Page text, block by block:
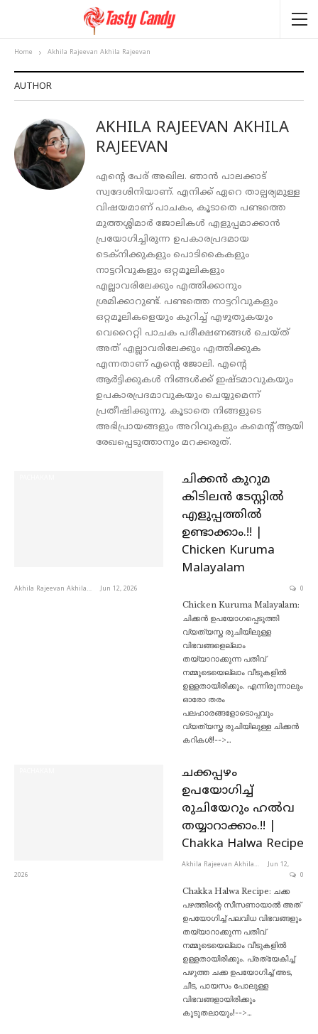
Home Akhila Rajeevan Akhila Rajeevan
AUTHOR
AKHILA RAJEEVAN AKHILA
RAJEEVAN
എന്റെ പേര് അഖില. ഞാൻ പാലക്കാട്
സ്വദേശിനിയാണ്. എനിക്ക് ഏറെ താല്പര്യമുള്ള
വിഷയമാണ് പാചകം, കൂടാതെ പണ്ടത്തെ
മുത്തശ്ശിമാർ ജോലികൾ എളുപ്പമാക്കാൻ
പ്രയോഗിച്ചിരുന്ന ഉപകാരപ്രദമായ
ടെക്‌നിക്കുകളും പൊടികൈകളും
നാട്ടറിവുകളും ഒറ്റമൂലികളും
എല്ലാവരിലേക്കും എത്തിക്കാനും
ശ്രമിക്കാറുണ്ട്. പണ്ടത്തെ നാട്ടറിവുകളും
ഒറ്റമൂലികളെയും കുറിച്ച് എഴുതുകയും
വെറൈറ്റി പാചക പരീക്ഷണങ്ങൾ ചെയ്‌ത്‌
അത് എല്ലാവരിലേക്കും എത്തിക്കുക
എന്നതാണ് എന്റെ ജോലി. എന്റെ
ആർട്ടിക്കുകൾ നിങ്ങൾക്ക് ഇഷ്ടമാവുകയും
ഉപകാരപ്രദമാവുകയും ചെയ്യുമെന്ന്
പ്രതീഷിക്കുന്നു. കൂടാതെ നിങ്ങളുടെ
അഭിപ്രായങ്ങളും അറിവുകളും കമെന്റ് ആയി
രേഖപ്പെടുത്താനും മറക്കരുത്.
ചിക്കൻ കുറുമ
കിടിലൻ ടേസ്റ്റിൽ
എളുപ്പത്തിൽ
ഉണ്ടാക്കാം.!! |
Chicken Kuruma
Malayalam
Akhila Rajeevan Akhila Rajeevan Jun 12, 2026 0
Chicken Kuruma Malayalam:
ചിക്കൻ ഉപയോഗപ്പെടുത്തി
വ്യത്യസ്ത രുചിയിലുള്ള
വിഭവങ്ങളെല്ലാം
തയ്യാറാക്കുന്ന പതിവ്
നമ്മുടെയെല്ലാം വീടുകളിൽ
ഉള്ളതായിരിക്കും. എന്നിരുന്നാലും
ഓരോ തരം
പലഹാരങ്ങളോടൊപ്പവും
വ്യത്യസ്ത രുചിയിലുള്ള ചിക്കൻ
കറികൾ!-->…
ചക്കപ്പഴം
ഉപയോഗിച്ച്
രുചിയേറും ഹൽവ
തയ്യാറാക്കാം.!! |
Chakka Halwa Recipe
Akhila Rajeevan Akhila Rajeevan
Jun 12,
2026
0
Chakka Halwa Recipe: ചക്ക
പഴത്തിന്റെ സീസണായാൽ അത്
ഉപയോഗിച്ച് പലവിധ വിഭവങ്ങളും
തയ്യാറാക്കുന്ന പതിവ്
നമ്മുടെയെല്ലാം വീടുകളിൽ
ഉള്ളതായിരിക്കും. പ്രത്യേകിച്ച്
പഴുത്ത ചക്ക ഉപയോഗിച്ച് അട,
ചീട, പായസം പോലുള്ള
വിഭവങ്ങളായിരിക്കും
കൂടുതലായും!-->…